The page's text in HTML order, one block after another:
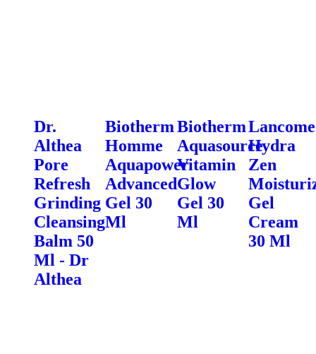
Dr.
Althea
Pore
Refresh
Grinding
Cleansing
Balm 50
Ml - Dr
Althea
Biotherm
Homme
Aquapower
Advanced
Gel 30
Ml
Biotherm
Aquasource
Vitamin
Glow
Gel 30
Ml
Lancome
Hydra
Zen
Gel
Cream
30 Ml